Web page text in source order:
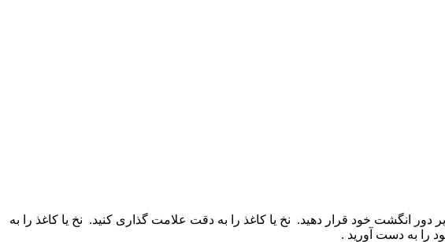
دور انگشت خود قرار دهید. نخ یا کاغذ را به دقت علامت گذاری کنید. نخ یا کاغذ را به
را به دست آورید .